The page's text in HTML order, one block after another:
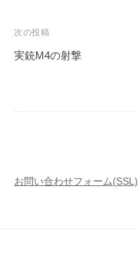
ビ
ゲ
次の投稿
実銃M4の射撃
お問い合わせフォーム(SSL)